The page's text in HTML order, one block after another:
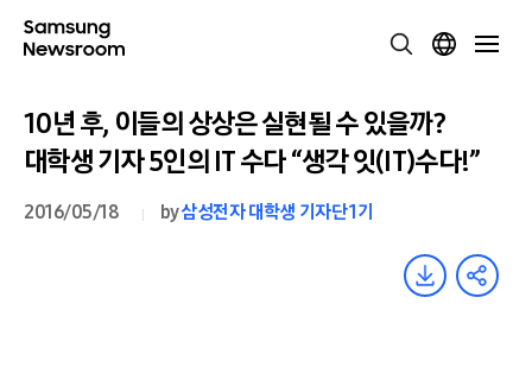
10년 후, 이들의 상상은 실현될 수 있을까?
대학생 기자 5인의 IT 수다 “생각 잇(IT)수다!”
2016/05/18 by삼성전자 대학생 기자단 1기